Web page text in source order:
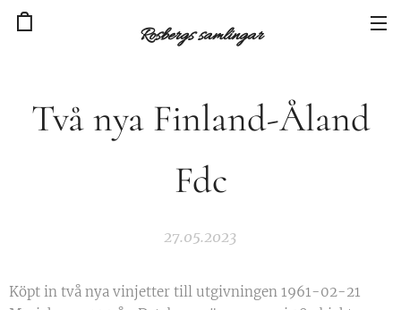
Rosbergs samlingar
Två nya Finland-Åland
Fdc
27.05.2023
Köpt in två nya vinjetter till utgivningen 1961-02-21